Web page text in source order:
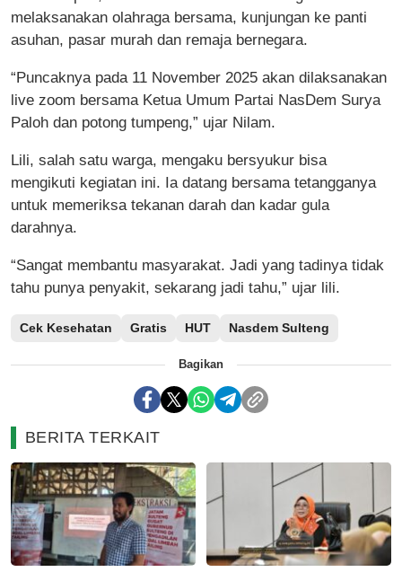
melaksanakan olahraga bersama, kunjungan ke panti
asuhan, pasar murah dan remaja bernegara.
“Puncaknya pada 11 November 2025 akan dilaksanakan
live zoom bersama Ketua Umum Partai NasDem Surya
Paloh dan potong tumpeng,” ujar Nilam.
Lili, salah satu warga, mengaku bersyukur bisa
mengikuti kegiatan ini. Ia datang bersama tetangganya
untuk memeriksa tekanan darah dan kadar gula
darahnya.
“Sangat membantu masyarakat. Jadi yang tadinya tidak
tahu punya penyakit, sekarang jadi tahu,” ujar lili.
Cek Kesehatan Gratis HUT Nasdem Sulteng
Bagikan
BERITA TERKAIT